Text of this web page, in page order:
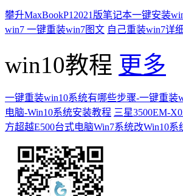
攀升MaxBookP12021版笔记本一键安装
win7 一键重装win7图文 自己重装win7详
win10教程 更多
一键重装win10系统有哪些步骤-一键重装
电脑-Win10系统安装教程 三星3500EM-
方超越E500台式电脑Win7系统改Win10系